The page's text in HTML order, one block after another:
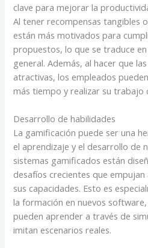
clave para mejorar la
Al tener recompensas tangibles
están más motivados para
propuestos, lo que se traduce
general. Además, al hacer que
atractivas, los empleados
más tiempo y realizar su trabajo
Desarrollo de habilidades
La gamificación puede ser una
el aprendizaje y el desarrollo de
sistemas gamificados están
desafíos crecientes que
sus capacidades. Esto es
la formación en nuevos
pueden aprender a través de
imitan escenarios reales.